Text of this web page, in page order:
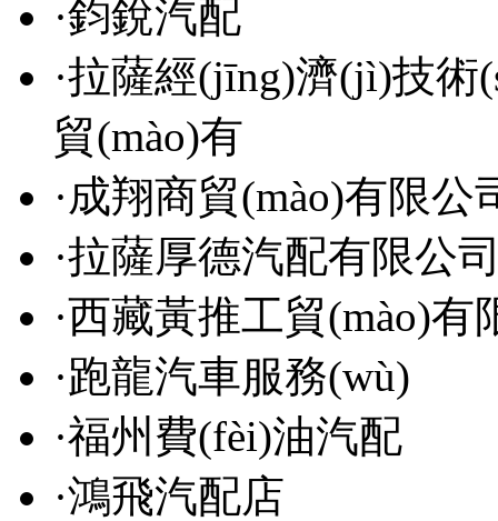
·鈞銳汽配
·拉薩經(jīng)濟(jì)技術
貿(mào)有
·成翔商貿(mào)有限公
·拉薩厚德汽配有限公
·西藏黃推工貿(mào)有
·跑龍汽車服務(wù)
·福州費(fèi)油汽配
·鴻飛汽配店